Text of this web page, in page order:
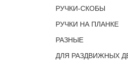
РУЧКИ-СКОБЫ
РУЧКИ НА ПЛАНКЕ
РАЗНЫЕ
ДЛЯ РАЗДВИЖНЫХ